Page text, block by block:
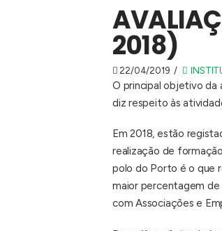
2018)
22/04/2019
O principal objetivo da
diz respeito às
Em 2018, estão
realização de
polo do Porto é o que
maior percentagem de
com Associações e